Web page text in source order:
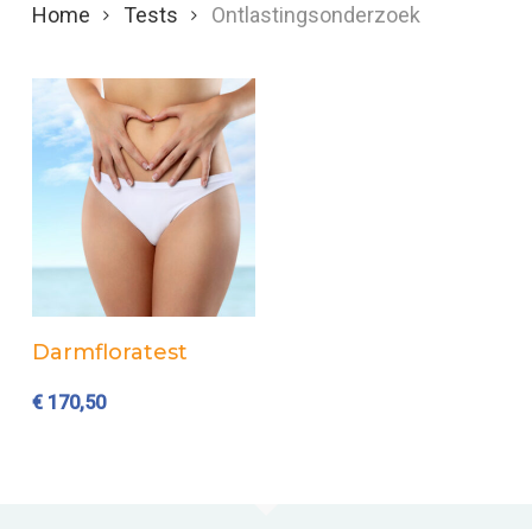
Home Tests Ontlastingsonderzoek
Toevoegen aan
Darmfloratest
€170,50